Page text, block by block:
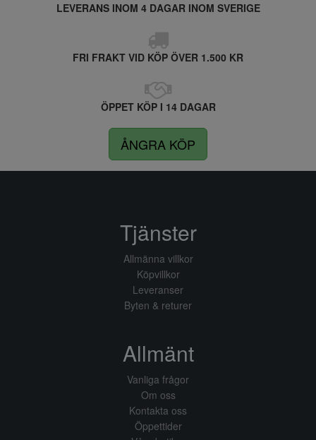
LEVERANS INOM 4 DAGAR INOM SVERIGE
FRI FRAKT VID KÖP ÖVER 1.500 KR
ÖPPET KÖP I 14 DAGAR
ÅNGRA KÖP
Tjänster
Allmänna villkor
Köpvillkor
Leveranser
Byten & returer
Allmänt
Vanliga frågor
Om oss
Kontakta oss
Öppettider